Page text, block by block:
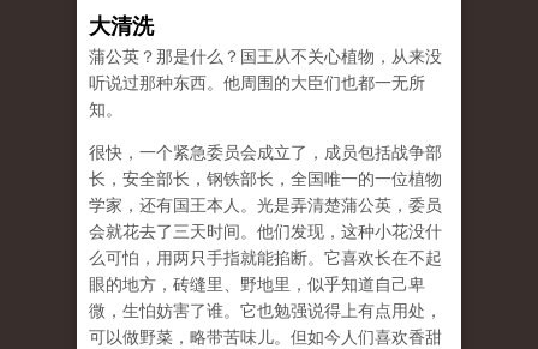
大清洗
蒲公英？那是什么？国王从不关心植物，从来没
听说过那种东西。他周围的大臣们也都一无所
知。
很快，一个紧急委员会成立了，成员包括战争部
长，安全部长，钢铁部长，全国唯一的一位植物
学家，还有国王本人。光是弄清楚蒲公英，委员
会就花去了三天时间。他们发现，这种小花没什
么可怕，用两只手指就能掐断。它喜欢长在不起
眼的地方，砖缝里、野地里，似乎知道自己卑
微，生怕妨害了谁。它也勉强说得上有点用处，
可以做野菜，略带苦味儿。但如今人们喜欢香甜